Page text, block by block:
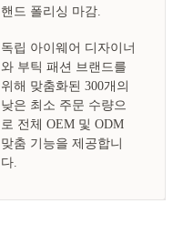
핸드 폴리싱 마감.
독립 아이웨어 디자이너
와 부틱 패션 브랜드를
위해 맞춤화된 300개의
낮은 최소 주문 수량으
로 전체 OEM 및 ODM
맞춤 기능을 제공합니
다.